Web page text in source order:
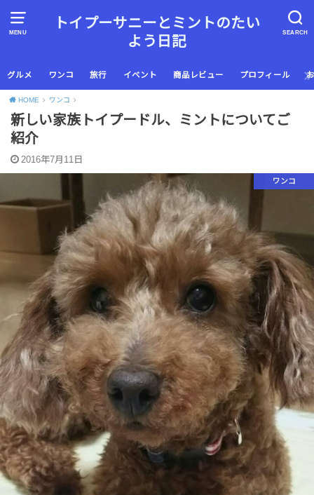
MENU SEARCH
トイプーサニーとミントのたい
よう日記
グルメ ワンコ 旅行 イベント 商品レビュー プロフィール
HOME ワンコ
新しい家族トイプードル、ミントについてご
紹介
2016年7月11日
ワンコ